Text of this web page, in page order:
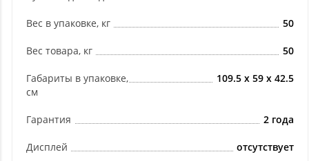
Вес в упаковке, кг 50
Вес товара, кг 50
Габариты в упаковке,
см
109.5 х 59 х 42.5
Гарантия 2 года
Дисплей отсутствует